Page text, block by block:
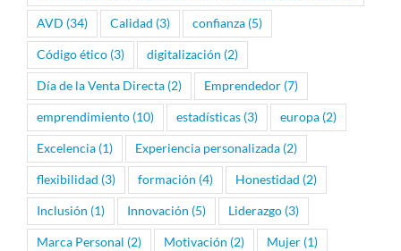
AVD (34) Calidad (3) confianza (5)
Código ético (3) digitalización (2)
Día de la Venta Directa (2) Emprendedor (7)
emprendimiento (10) estadísticas (3) europa (2)
Excelencia (1) Experiencia personalizada (2)
flexibilidad (3) formación (4) Honestidad (2)
Inclusión (1) Innovación (5) Liderazgo (3)
Marca Personal (2) Motivación (2) Mujer (1)